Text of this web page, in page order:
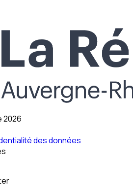
2026
des données